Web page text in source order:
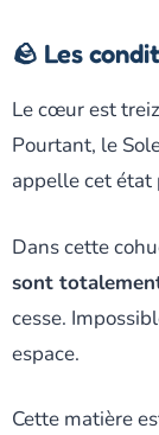
🪨 Les
Le cœur est
Pourtant, le
appelle cet
Dans cette
sont
cesse.
espace.
Cette matière